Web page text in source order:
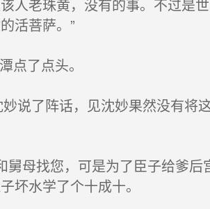
人老珠黄，没有的事。不过是
活菩萨。”
点了点头。
说了阵话，见沈妙果然没有将
母找您，可是为了臣子给爹后
坏水学了个十成十。